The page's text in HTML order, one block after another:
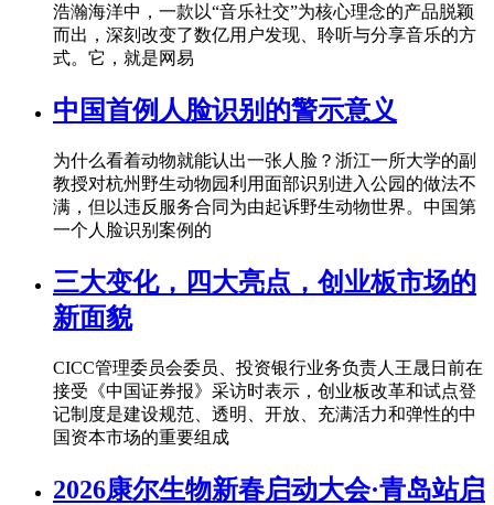
浩瀚海洋中，一款以“音乐社交”为核心理念的产品脱颖
而出，深刻改变了数亿用户发现、聆听与分享音乐的方
式。它，就是网易
中国首例人脸识别的警示意义
为什么看着动物就能认出一张人脸？浙江一所大学的副
教授对杭州野生动物园利用面部识别进入公园的做法不
满，但以违反服务合同为由起诉野生动物世界。中国第
一个人脸识别案例的
三大变化，四大亮点，创业板市场的
新面貌
CICC管理委员会委员、投资银行业务负责人王晟日前在
接受《中国证券报》采访时表示，创业板改革和试点登
记制度是建设规范、透明、开放、充满活力和弹性的中
国资本市场的重要组成
2026康尔生物新春启动大会·青岛站启